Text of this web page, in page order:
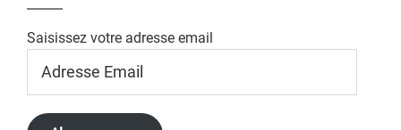
Saisissez votre adresse email
Email